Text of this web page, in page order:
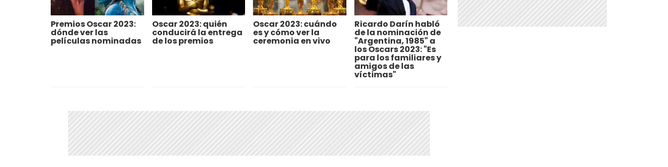
Premios Oscar 2023:
dónde ver las
películas nominadas
Oscar 2023: quién
conducirá la entrega
de los premios
Oscar 2023: cuándo
es y cómo ver la
ceremonia en vivo
Ricardo Darín habló
de la nominación de
"Argentina, 1985" a
los Oscars 2023: "Es
para los familiares y
amigos de las
víctimas"